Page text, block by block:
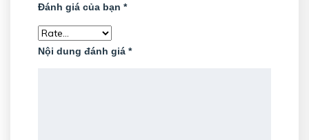
Đánh giá của bạn *
Nội dung đánh giá *